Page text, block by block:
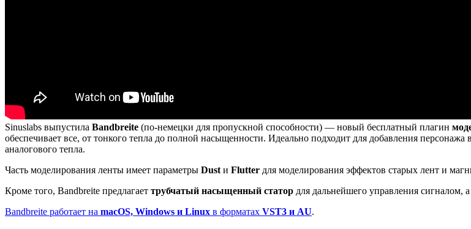
Sinuslabs выпустила Bandbreite (по-немецки для пропускной способности) — новый бесплатный плагин
обеспечивает все, от тонкого тепла до полной насыщенности. Идеально подходит для добавления
аналогового тепла.
Часть моделирования ленты имеет параметры Dust и Flutter для моделирования эффектов старых лент и
Кроме того, Bandbreite предлагает трубчатый насыщенный статор для дальнейшего управления сигналом,
Bandbreite работает на macOS, Windows и Linux в форматах VST3 и AU.